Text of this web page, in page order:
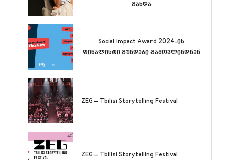
გახდა
Social Impact Award 2024-ის
ფინალისტი გუნდები გამოვლინდნენ
ZEG – Tbilisi Storytelling Festival
ZEG – Tbilisi Storytelling Festival